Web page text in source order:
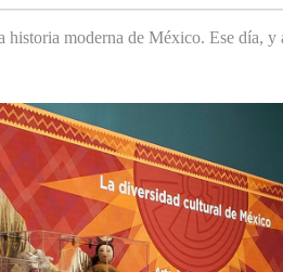
historia moderna de México. Ese día,